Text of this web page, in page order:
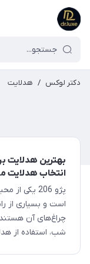
دکتر لوکس / هدلایت
انتخاب هدلایت
پژو 206 یکی
است و بسیاری از
چراغ‌های آن
شب، استفاده از